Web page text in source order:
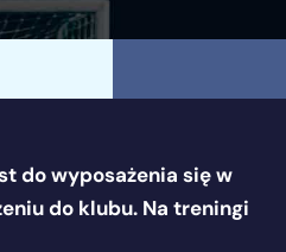
do wyposażenia się w
do klubu. Na treningi